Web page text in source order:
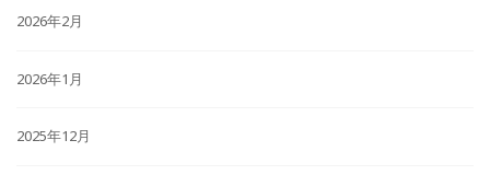
2026年2月
2026年1月
2025年12月